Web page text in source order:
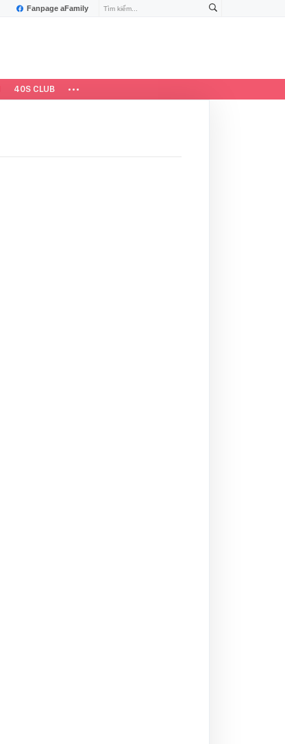
Fanpage aFamily
40S CLUB